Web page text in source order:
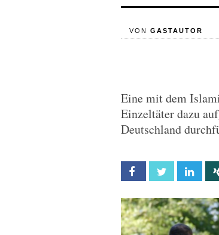
VON GASTAUTOR
Eine mit dem
Einzeltäter dazu
Deutschland
Facebook Twitter